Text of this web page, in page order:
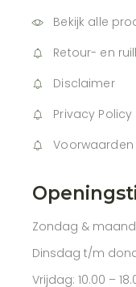
Bekijk alle
Retour- en
Disclaimer
Privacy Policy
Voorwaarden
Zondag &
Dinsdag t/m
Vrijdag: 10.00 –